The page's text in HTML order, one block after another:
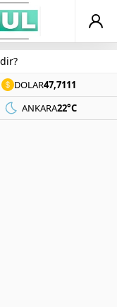
DOLAR47,7111
ANKARA22°C